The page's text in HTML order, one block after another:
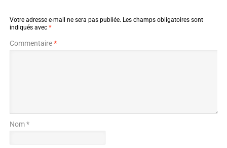
Votre adresse e-mail ne sera pas publiée. Les champs obligatoires sont
indiqués avec *
Commentaire*
Nom *